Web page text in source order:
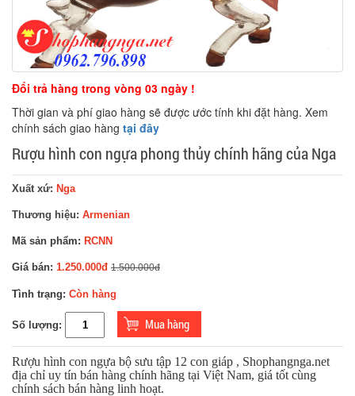
Đổi trả hàng trong vòng 03 ngày !
Thời gian và phí giao hàng sẽ được ước tính khi đặt hàng. Xem
chính sách giao hàng tại đây
Rượu hình con ngựa phong thủy chính hãng của Nga
Xuất xứ: Nga
Thương hiệu: Armenian
Mã sản phẩm: RCNN
Giá bán: 1.250.000đ 1.500.000đ
Tình trạng: Còn hàng
Số lượng:
Rượu hình con ngựa bộ sưu tập 12 con giáp , Shophangnga.net
địa chỉ uy tín bán hàng chính hãng tại Việt Nam, giá tốt cùng
chính sách bán hàng linh hoạt.